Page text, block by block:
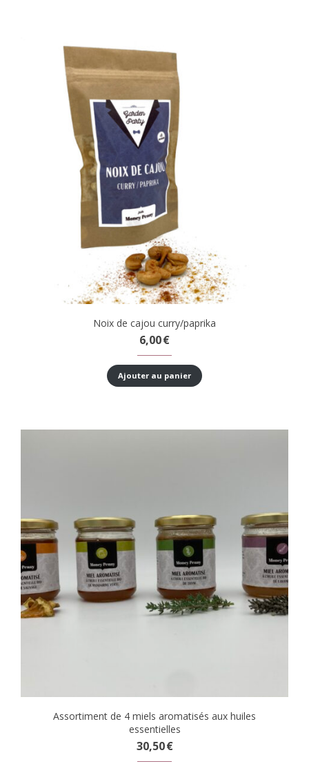
Noix de cajou curry/paprika
6,00€
Ajouter au panier
Assortiment de 4 miels aromatisés aux huiles
essentielles
30,50€